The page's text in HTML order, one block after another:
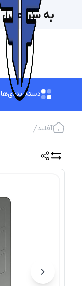
به سرزمین
دسته بندی‌ها
آفلند